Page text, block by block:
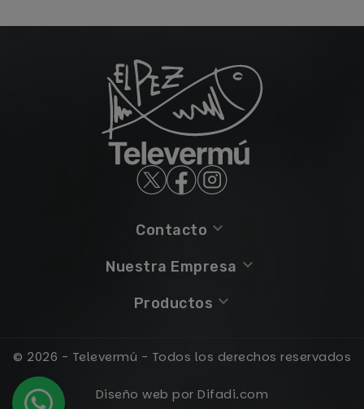
Contacto keyboard_arrow_down
Nuestra Empresa keyboard_arrow_down
Productos keyboard_arrow_down
© 2026 - Televermú - Todos los derechos reservados
Diseño web por Difadi.com